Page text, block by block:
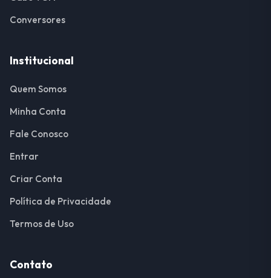
Conversores
Institucional
Quem Somos
Minha Conta
Fale Conosco
Entrar
Criar Conta
Política de Privacidade
Termos de Uso
Contato